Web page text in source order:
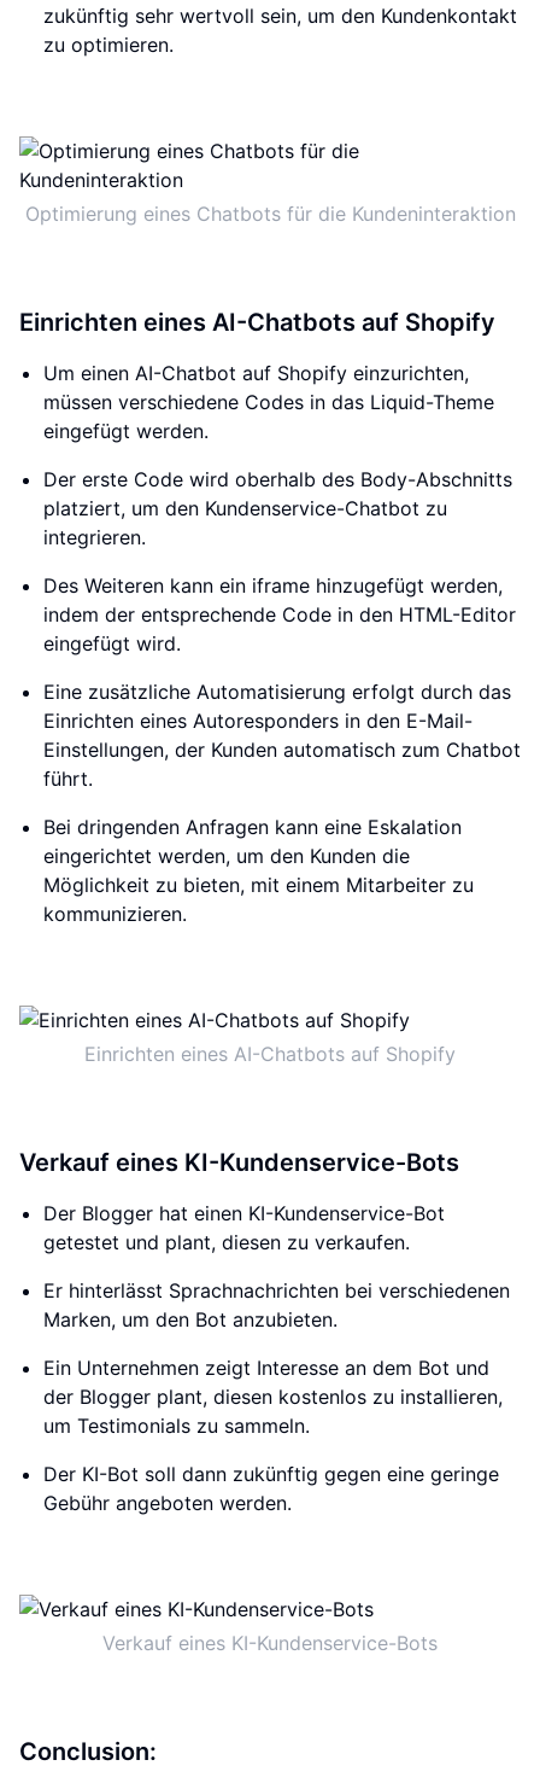
zukünftig sehr wertvoll sein, um den Kundenkontakt
zu optimieren.
Optimierung eines Chatbots für die Kundeninteraktion
Einrichten eines AI-Chatbots auf Shopify
Um einen AI-Chatbot auf Shopify einzurichten,
müssen verschiedene Codes in das Liquid-Theme
eingefügt werden.
Der erste Code wird oberhalb des Body-Abschnitts
platziert, um den Kundenservice-Chatbot zu
integrieren.
Des Weiteren kann ein iframe hinzugefügt werden,
indem der entsprechende Code in den HTML-Editor
eingefügt wird.
Eine zusätzliche Automatisierung erfolgt durch das
Einrichten eines Autoresponders in den E-Mail-
Einstellungen, der Kunden automatisch zum Chatbot
führt.
Bei dringenden Anfragen kann eine Eskalation
eingerichtet werden, um den Kunden die
Möglichkeit zu bieten, mit einem Mitarbeiter zu
kommunizieren.
Einrichten eines AI-Chatbots auf Shopify
Verkauf eines KI-Kundenservice-Bots
Der Blogger hat einen KI-Kundenservice-Bot
getestet und plant, diesen zu verkaufen.
Er hinterlässt Sprachnachrichten bei verschiedenen
Marken, um den Bot anzubieten.
Ein Unternehmen zeigt Interesse an dem Bot und
der Blogger plant, diesen kostenlos zu installieren,
um Testimonials zu sammeln.
Der KI-Bot soll dann zukünftig gegen eine geringe
Gebühr angeboten werden.
Verkauf eines KI-Kundenservice-Bots
Conclusion: